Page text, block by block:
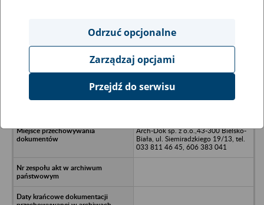
Ukryj wszystkie pozycje bazy
Rolnicza Spółdzielnia Produkcyjna
Arch-Dok sp. z o.o.,43-300 Bielsko-
Biała, ul. Siemiradzkiego 19/13, tel.
033 811 46 45, 606 383 041
Odrzuć opcjonalne
Zarządzaj opcjami
Przejdź do serwisu